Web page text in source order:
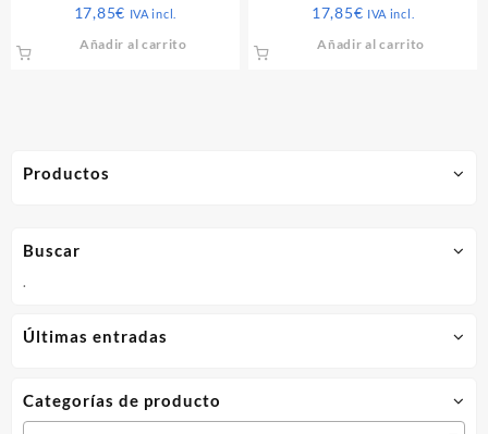
Productos
17,85€ IVA incl.
Añadir al carrito
17,85€ IVA incl.
Añadir al carrito
Buscar
.
Últimas entradas
Categorías de producto